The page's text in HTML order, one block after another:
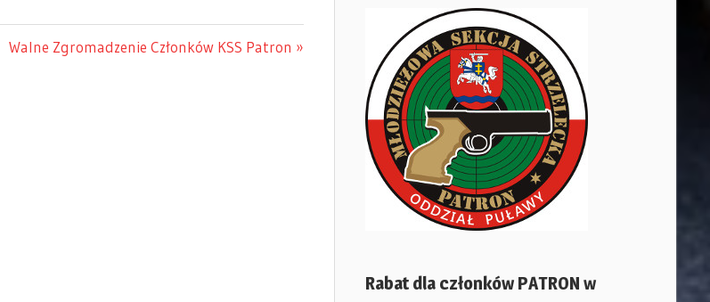
Next
Walne Zgromadzenie Członków KSS Patron
Rabat dla członków PATRON w